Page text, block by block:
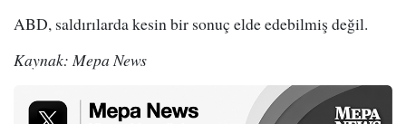
ABD, saldırılarda kesin bir sonuç elde edebilmiş değil.
Kaynak: Mepa News